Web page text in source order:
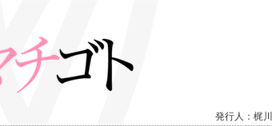
発行人：梶